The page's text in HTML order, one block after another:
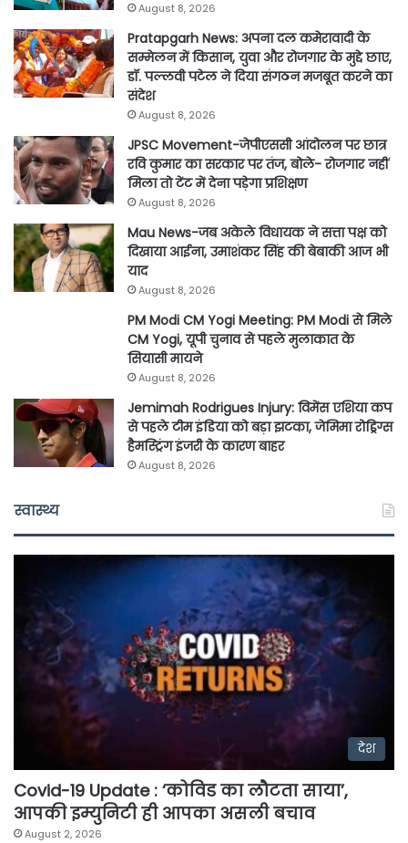
August 8, 2026
Pratapgarh News: अपना दल कमेरावादी के
सम्मेलन में किसान, युवा और रोजगार के मुद्दे छाए,
डॉ. पल्लवी पटेल ने दिया संगठन मजबूत करने का
संदेश
August 8, 2026
JPSC Movement-जेपीएससी आंदोलन पर छात्र
रवि कुमार का सरकार पर तंज, बोले- रोजगार नहीं
मिला तो टेंट में देना पड़ेगा प्रशिक्षण
August 8, 2026
Mau News-जब अकेले विधायक ने सत्ता पक्ष को
दिखाया आईना, उमाशंकर सिंह की बेबाकी आज भी
याद
August 8, 2026
PM Modi CM Yogi Meeting: PM Modi से मिले
CM Yogi, यूपी चुनाव से पहले मुलाकात के
सियासी मायने
August 8, 2026
Jemimah Rodrigues Injury: विमेंस एशिया कप
से पहले टीम इंडिया को बड़ा झटका, जेमिमा रोड्रिग्स
हैमस्ट्रिंग इंजरी के कारण बाहर
August 8, 2026
स्वास्थ्य
देश
Covid-19 Update : ‘कोविड का लौटता साया’,
आपकी इम्युनिटी ही आपका असली बचाव
August 2, 2026